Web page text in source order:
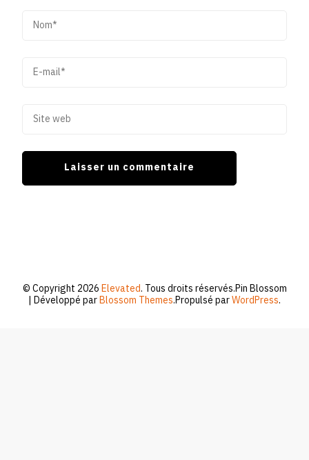
© Copyright 2026Elevated. Tous droits réservés.Pin Blossom
| Développé parBlossom Themes.Propulsé parWordPress.